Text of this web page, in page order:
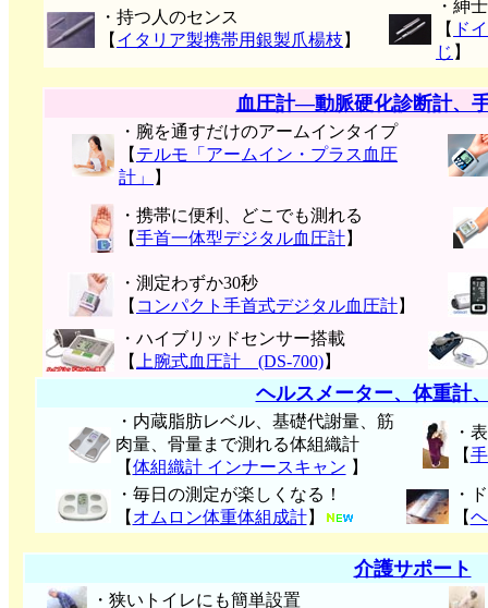
・持つ人のセンス
【 イタリア製携帯用銀製爪楊枝 】
・紳
【 ド
じ 】
血圧計―動脈硬化診断計、
・腕を通すだけのアームインタイプ
【 テルモ「アームイン・プラス血圧
計」
】
・携帯に便利、どこでも測れる
【手首一体型デジタル血圧計】
・測定わずか30秒
【 コンパクト手首式デジタル血圧計】
・ハイブリッドセンサー搭載
【
上腕式血圧計 (DS-700)】
ヘルスメーター、体重計
・内蔵脂肪レベル、基礎代謝量、筋
肉量、骨量まで測れる体組織計
【体組織計 インナースキャン 】
・
【
・毎日の測定が楽しくなる！
【 オムロン体重体組成計】
・
【
介護サポート
・狭いトイレにも簡単設置